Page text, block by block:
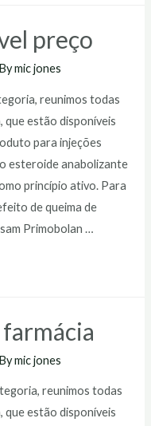
preço
mic jones
reunimos todas
que estão disponíveis
para injeções
esteroide anabolizante
princípio ativo. Para
de queima de
Primobolan …
mic jones
reunimos todas
que estão disponíveis